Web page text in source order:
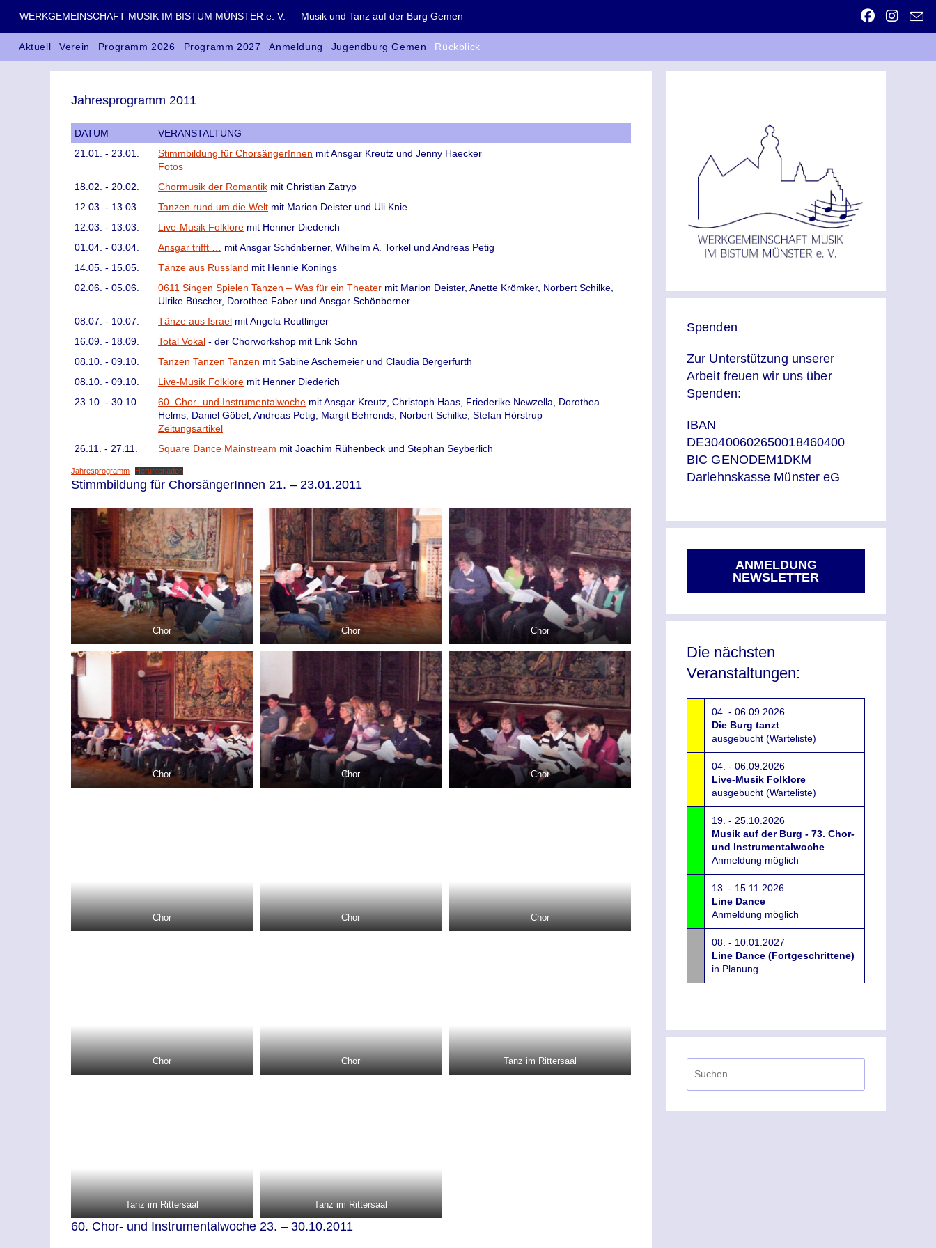
WERKGEMEINSCHAFT MUSIK IM BISTUM MÜNSTER e. V. — Musik und Tanz auf der Burg Gemen
Aktuell Verein Programm 2026 Programm 2027 Anmeldung Jugendburg Gemen Rückblick
Jahresprogramm 2011
DATUM
VERANSTALTUNG
21.01. - 23.01.
Stimmbildung für ChorsängerInnen mit Ansgar Kreutz und Jenny Haecker
Fotos
18.02. - 20.02.
Chormusik der Romantik mit Christian Zatryp
12.03. - 13.03.
Tanzen rund um die Welt mit Marion Deister und Uli Knie
12.03. - 13.03.
Live-Musik Folklore mit Henner Diederich
01.04. - 03.04.
Ansgar trifft …
mit Ansgar Schönberner, Wilhelm A. Torkel und Andreas Petig
14.05. - 15.05.
Tänze aus Russland mit Hennie Konings
02.06. - 05.06.
0611 Singen Spielen Tanzen – Was für ein Theater mit Marion Deister, Anette Krömker, Norbert Schilke,
Ulrike Büscher, Dorothee Faber und Ansgar Schönberner
08.07. - 10.07.
Tänze aus Israel mit Angela Reutlinger
16.09. - 18.09.
Total Vokal - der Chorworkshop mit Erik Sohn
08.10. - 09.10.
Tanzen Tanzen Tanzen mit Sabine Aschemeier und Claudia Bergerfurth
08.10. - 09.10.
Live-Musik Folklore mit Henner Diederich
23.10. - 30.10.
60. Chor- und Instrumentalwoche mit Ansgar Kreutz, Christoph Haas, Friederike Newzella, Dorothea
Helms, Daniel Göbel, Andreas Petig, Margit Behrends, Norbert Schilke, Stefan Hörstrup
Zeitungsartikel
26.11. - 27.11.
Square Dance Mainstream mit Joachim Rühenbeck und Stephan Seyberlich
Jahresprogramm Herunterladen
Stimmbildung für ChorsängerInnen 21. – 23.01.2011
Chor Chor Chor
Chor Chor Chor
Chor Chor Chor
Chor Chor Tanz im Rittersaal
Tanz im Rittersaal Tanz im Rittersaal
60. Chor- und Instrumentalwoche 23. – 30.10.2011
Spenden
Zur Unterstützung unserer
Arbeit freuen wir uns über
Spenden:
IBAN
DE30400602650018460400
BIC GENODEM1DKM
Darlehnskasse Münster eG
ANMELDUNG
NEWSLETTER
Die nächsten
Veranstaltungen:
04. - 06.09.2026
Die Burg tanzt
ausgebucht (Warteliste)
04. - 06.09.2026
Live-Musik Folklore
ausgebucht (Warteliste)
19. - 25.10.2026
Musik auf der Burg - 73. Chor-
und Instrumentalwoche
Anmeldung möglich
13. - 15.11.2026
Line Dance
Anmeldung möglich
08. - 10.01.2027
Line Dance (Fortgeschrittene)
in Planung